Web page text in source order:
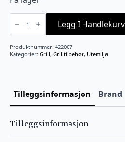
Skrape
grillrist
Napoleon
antall
Legg I Handlekurv
Produktnummer: 422007
Kategorier: Grill, Grilltilbehør, Utemiljø
Tilleggsinformasjon Brand
Tilleggsinformasjon